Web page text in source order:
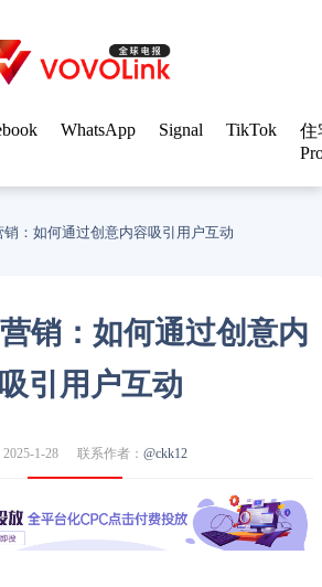
WhatsApp Signal TikTok
住
销：如何通过创意内容吸引用户互动
销：如何通过创意内
引用户互动
1-28 联系作者： @ckk12